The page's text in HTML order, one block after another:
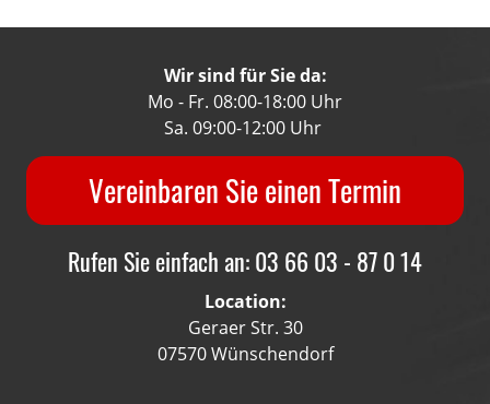
Wir sind für Sie da:
Mo - Fr. 08:00-18:00 Uhr
Sa. 09:00-12:00 Uhr
Vereinbaren Sie einen Termin
Rufen Sie einfach an: 03 66 03 - 87 0 14
Location:
Geraer Str. 30
07570 Wünschendorf